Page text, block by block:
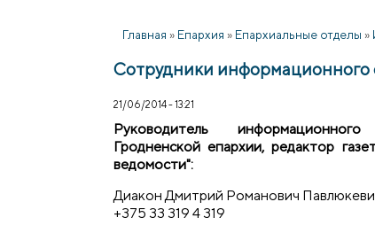
Главная » Епархия » Епархиальные отделы »
Сотрудники информационного
21/06/2014 - 13:21
Руководитель
Гродненской епархии, редактор
ведомости":
Диакон Дмитрий Романович
+375 33 319 4 319